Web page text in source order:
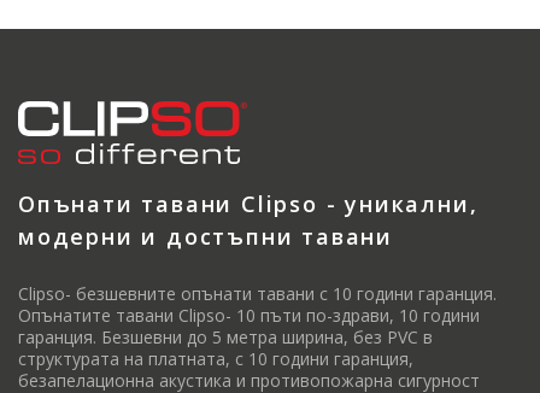
Опънати тавани Clipso - уникални,
модерни и достъпни тавани
Clipso- безшевните опънати тавани с 10 години гаранция.
Опънатите тавани Clipso- 10 пъти по-здрави, 10 години
гаранция. Безшевни до 5 метра ширина, без PVC в
структурата на платната, с 10 години гаранция,
безапелационна акустика и противопожарна сигурност